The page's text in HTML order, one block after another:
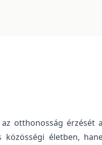
otthonosság érzését
életben,